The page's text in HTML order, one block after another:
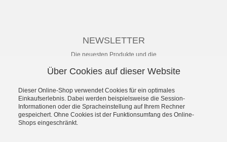
NEWSLETTER
Die neuesten Produkte und die
Ihr nichts mehr verpasst.
Abonnieren
Über Cookies auf dieser Website
Dieser Online-Shop verwendet Cookies für ein optimales
Einkaufserlebnis. Dabei werden beispielsweise die Session-
Informationen oder die Spracheinstellung auf Ihrem Rechner
gespeichert. Ohne Cookies ist der Funktionsumfang des Online-
Shops eingeschränkt.